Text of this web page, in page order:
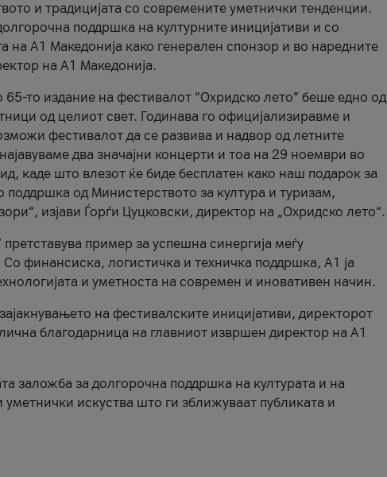
и традицијата со современите уметнички тенденции.
поддршка на културните иницијативи и со
на A1 Македонија како генерален спонзор и во наредните
на A1 Македонија.
то издание на фестивалот “Охридско лето” беше едно од
од целиот свет. Годинава го официјализиравме и
фестивалот да се развива и надвор од летните
два значајни концерти и тоа на 29 ноември во
каде што влезот ќе биде бесплатен како наш подарок за
од Министерството за култура и туризам,
изјави Ѓорѓи Цуцковски, директор на „Охридско лето“.
пример за успешна синергија меѓу
финансиска, логистичка и техничка поддршка, A1 ја
и уметноста на современ и иновативен начин.
на фестивалските иницијативи, директорот
благодарница на главниот извршен директор на A1
заложба за долгорочна поддршка на културата и на
искуства што ги зближуваат публиката и